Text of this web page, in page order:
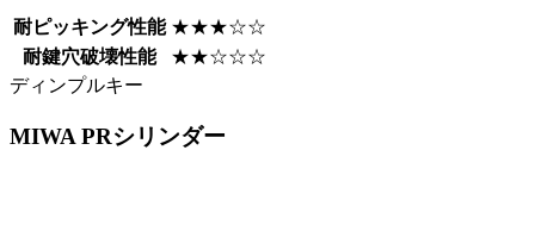
耐ピッキング性能 ★★★☆☆
耐鍵穴破壊性能
★★☆☆☆
ディンプルキー
MIWA PRシリンダー